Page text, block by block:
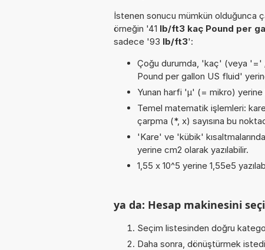
İstenen sonucu mümkün olduğunca
örneğin '41 lb/ft3 kaç Pound per
sadece '93 lb/ft3':
Çoğu durumda, 'kaç' (veya '='
Pound per gallon US fluid'
Yunan harfi 'µ' (= mikro) yerine
Temel matematik işlemleri:
çarpma (*, x) sayısına bu
'Kare' ve 'kübik'
yerine cm2 olarak yazılabilir.
1,55 x 10^5 yerine 1,55e5
ya da: Hesap makinesini
Seçim listesinden doğru
Daha sonra, dönüştürmek